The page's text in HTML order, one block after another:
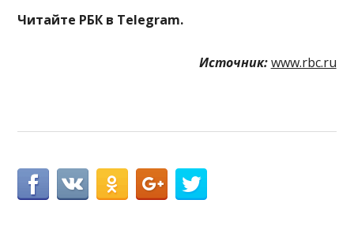
Читайте РБК в Telegram.
Источник: www.rbc.ru